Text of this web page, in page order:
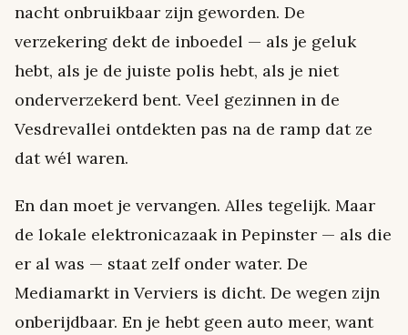
nacht onbruikbaar zijn geworden. De
verzekering dekt de inboedel — als je geluk
hebt, als je de juiste polis hebt, als je niet
onderverzekerd bent. Veel gezinnen in de
Vesdrevallei ontdekten pas na de ramp dat ze
dat wél waren.
En dan moet je vervangen. Alles tegelijk. Maar
de lokale elektronicazaak in Pepinster — als die
er al was — staat zelf onder water. De
Mediamarkt in Verviers is dicht. De wegen zijn
onberijdbaar. En je hebt geen auto meer, want